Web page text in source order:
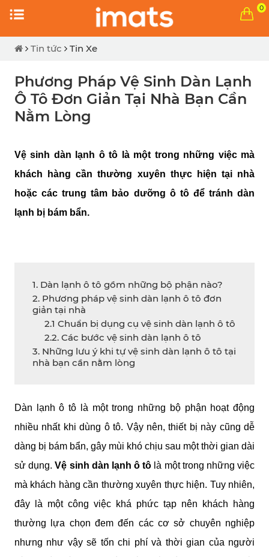
0
Tin tức Tin Xe
Phương Pháp Vệ Sinh Dàn Lạnh
Ô Tô Đơn Giản Tại Nhà Bạn Cần
Nằm Lòng
Vệ sinh dàn lạnh ô tô là một trong những việc mà
khách hàng cần thường xuyên thực hiện tại nhà
hoặc các trung tâm bảo dưỡng ô tô để tránh dàn
lạnh bị bám bẩn.
1. Dàn lạnh ô tô gồm những bộ phận nào?
2. Phương pháp vệ sinh dàn lạnh ô tô đơn
giản tại nhà
2.1 Chuẩn bị dụng cụ vệ sinh dàn lạnh ô tô
2.2. Các bước vệ sinh dàn lạnh ô tô
3. Những lưu ý khi tự vệ sinh dàn lạnh ô tô tại
nhà bạn cần nằm lòng
Dàn lạnh ô tô là một trong những bộ phận hoạt động
nhiều nhất khi dùng ô tô. Vậy nên, thiết bị này cũng dễ
dàng bị bám bẩn, gây mùi khó chịu sau một thời gian dài
sử dụng. Vệ sinh dàn lạnh ô tô là một trong những việc
mà khách hàng cần thường xuyên thực hiện. Tuy nhiên,
đây là một công việc khá phức tạp nên khách hàng
thường lựa chọn đem đến các cơ sở chuyên nghiệp
nhưng như vậy sẽ tốn chi phí và thời gian của người